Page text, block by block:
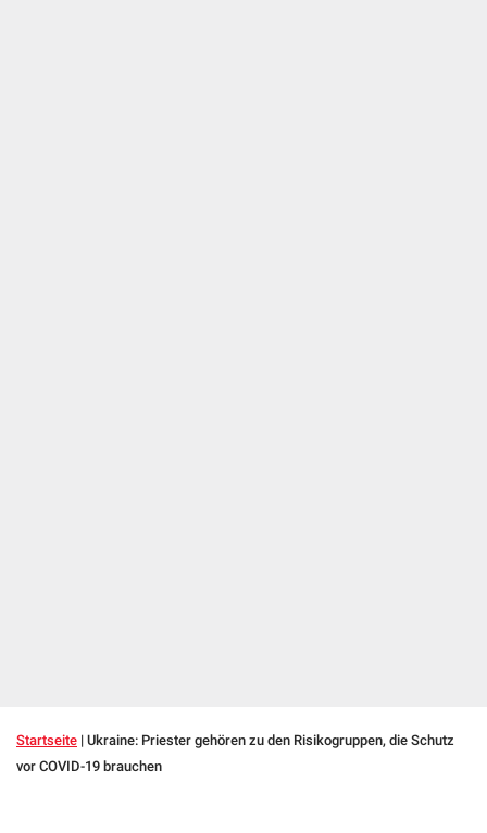
Startseite | Ukraine: Priester gehören zu den Risikogruppen, die Schutz
vor COVID-19 brauchen